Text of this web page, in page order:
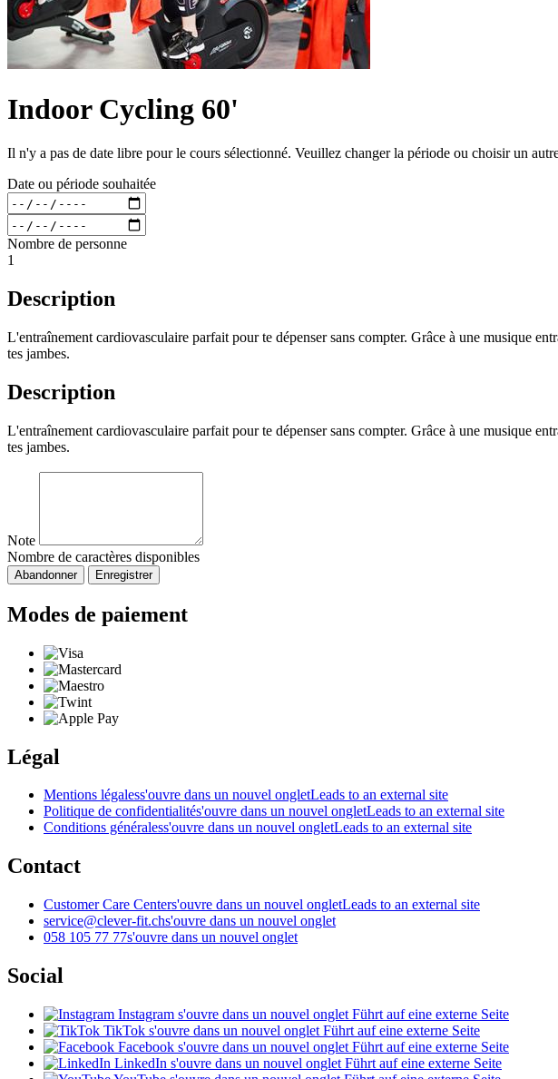
Indoor Cycling 60'
Il n'y a pas de date libre pour le cours sélectionné. Veuillez changer la période ou choisir un
Date ou période souhaitée
Nombre de personne
1
Description
L'entraînement cardiovasculaire parfait pour te dépenser sans compter. Grâce à une musique
tes jambes.
Description
L'entraînement cardiovasculaire parfait pour te dépenser sans compter. Grâce à une musique
tes jambes.
Note
Nombre de caractères disponibles
Abandonner Enregistrer
Modes de paiement
Légal
Mentions légaless'ouvre dans un nouvel ongletLeads to an external site
Politique de confidentialités'ouvre dans un nouvel ongletLeads to an external site
Conditions généraless'ouvre dans un nouvel ongletLeads to an external site
Contact
Customer Care Centers'ouvre dans un nouvel ongletLeads to an external site
service@clever-fit.chs'ouvre dans un nouvel onglet
058 105 77 77s'ouvre dans un nouvel onglet
Social
Instagram s'ouvre dans un nouvel onglet Führt auf eine externe Seite
TikTok s'ouvre dans un nouvel onglet Führt auf eine externe Seite
Facebook s'ouvre dans un nouvel onglet Führt auf eine externe Seite
LinkedIn s'ouvre dans un nouvel onglet Führt auf eine externe Seite